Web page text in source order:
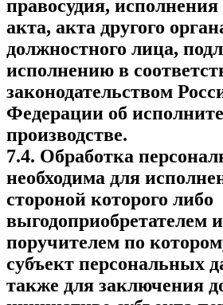
правосудия, исполнения
акта, акта другого
должностного лица,
исполнению в
законодательством
Федерации об
производстве.
7.4. Обработка
необходима для
стороной которого либо
выгодоприобретателем
поручителем по
субъект персональных
также для заключения